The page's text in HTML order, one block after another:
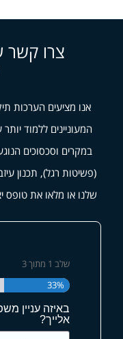
צרו קשר
אנו מציעים הערכות
המעוניינים ללמוד
במקרים וסכסוכים
(פשיטות רגל), תכנון
שלנו או מלאו את טופס
שלב 1 מתוך3
33%
באיזה עניין
אלייך?